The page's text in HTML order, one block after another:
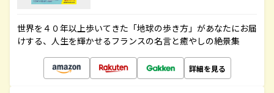
世界を４０年以上歩いてきた「地球の歩き方」があなたにお届
けする、人生を輝かせるフランスの名言と癒やしの絶景集
詳細を見る